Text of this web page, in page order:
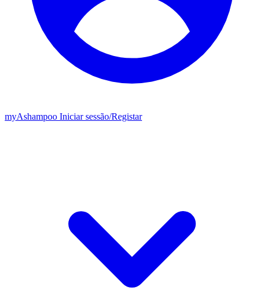
myAshampoo Iniciar sessão/Registar